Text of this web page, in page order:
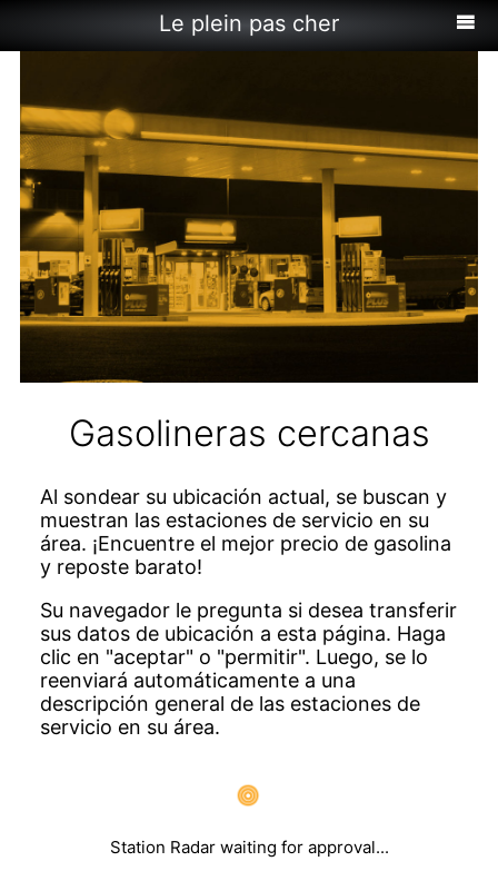
Le plein pas cher
Gasolineras cercanas
Al sondear su ubicación actual, se buscan y
muestran las estaciones de servicio en su
área. ¡Encuentre el mejor precio de gasolina
y reposte barato!
Su navegador le pregunta si desea transferir
sus datos de ubicación a esta página. Haga
clic en "aceptar" o "permitir". Luego, se lo
reenviará automáticamente a una
descripción general de las estaciones de
servicio en su área.
Station Radar waiting for approval...